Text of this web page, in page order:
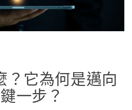
？它為何是邁向
一步？